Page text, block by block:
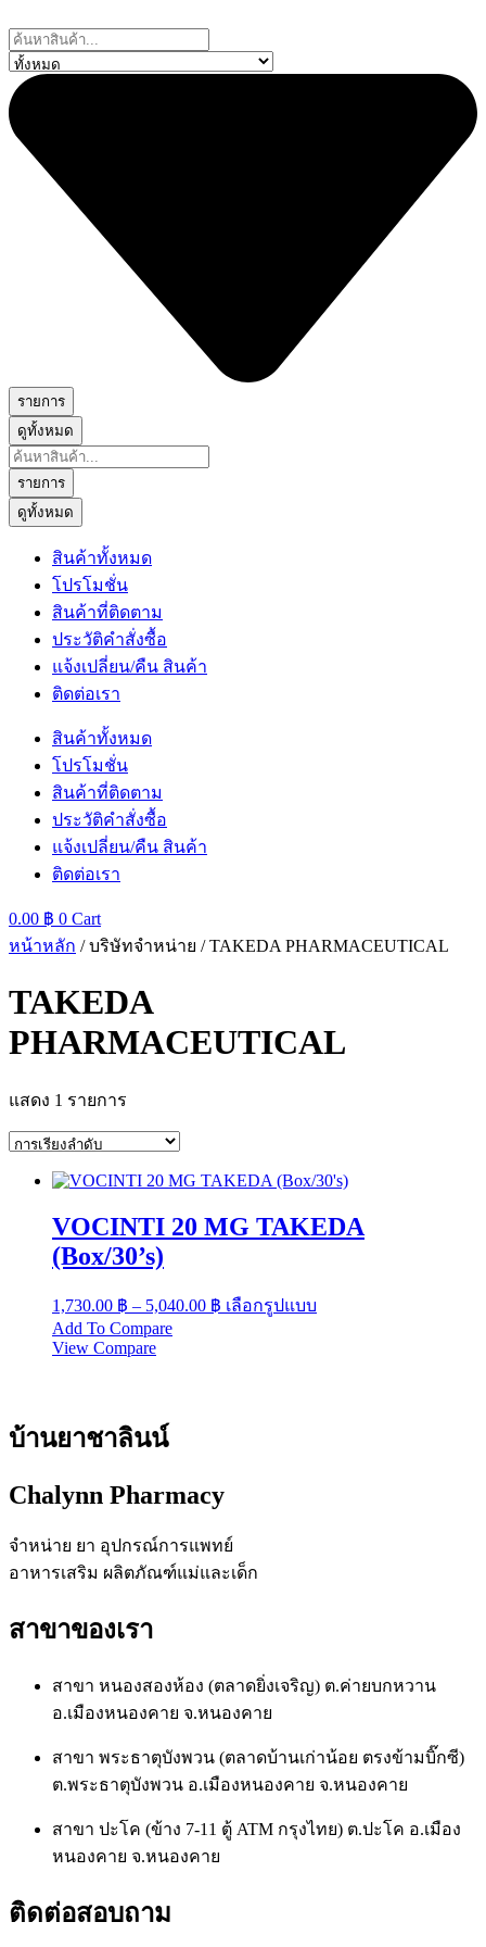
to
content
Search
...
รายการ
ดูทั้งหมด
Search
...
รายการ
ดูทั้งหมด
สินค้าทั้งหมด
โปรโมชั่น
สินค้าที่ติดตาม
ประวัติคำสั่งซื้อ
แจ้งเปลี่ยน/คืน สินค้า
ติดต่อเรา
สินค้าทั้งหมด
โปรโมชั่น
สินค้าที่ติดตาม
ประวัติคำสั่งซื้อ
แจ้งเปลี่ยน/คืน สินค้า
ติดต่อเรา
0.00 ฿ 0 Cart
หน้าหลัก / บริษัทจำหน่าย / TAKEDA PHARMACEUTICAL
TAKEDA
PHARMACEUTICAL
แสดง 1 รายการ
VOCINTI 20 MG TAKEDA
(Box/30’s)
1,730.00 ฿ – 5,040.00 ฿ Price
เลือกรูปแบบ
Add To Compare
View Compare
บ้านยาชาลินน์
Chalynn Pharmacy
จำหน่าย ยา อุปกรณ์การแพทย์
อาหารเสริม ผลิตภัณฑ์แม่และเด็ก
สาขาของเรา
สาขา หนองสองห้อง (ตลาดยิ่งเจริญ) ต.ค่ายบกหวาน
อ.เมืองหนองคาย จ.หนองคาย
สาขา พระธาตุบังพวน (ตลาดบ้านเก่าน้อย ตรงข้ามบิ๊กซี)
ต.พระธาตุบังพวน อ.เมืองหนองคาย จ.หนองคาย
สาขา ปะโค (ข้าง 7-11 ตู้ ATM กรุงไทย) ต.ปะโค อ.เมือง
หนองคาย จ.หนองคาย
ติดต่อสอบถาม